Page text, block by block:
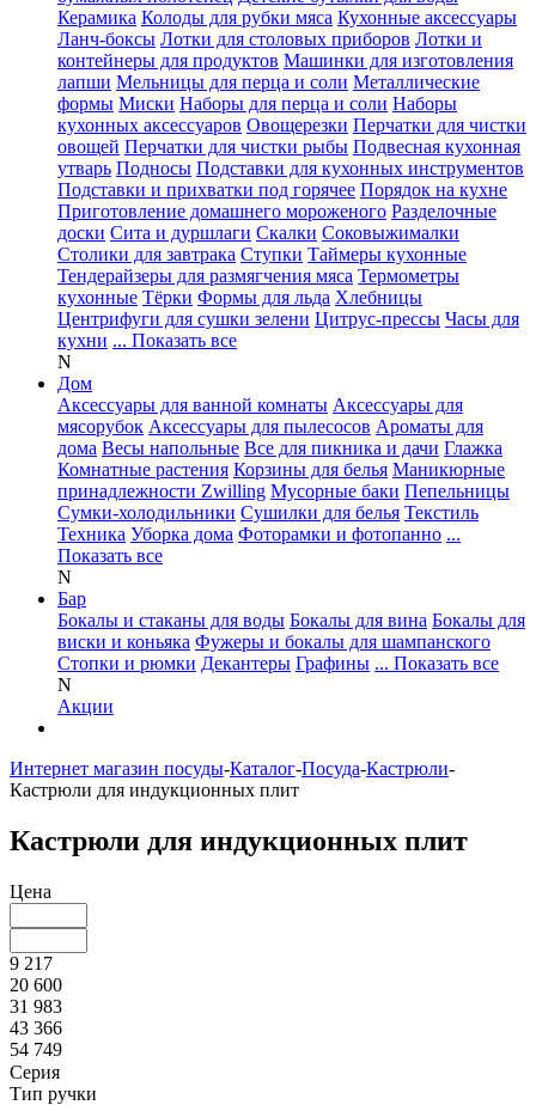
Керамика Колоды для рубки мяса Кухонные аксессуары
Ланч-боксы Лотки для столовых приборов Лотки и
контейнеры для продуктов Машинки для изготовления
лапши Мельницы для перца и соли Металлические
формы Миски Наборы для перца и соли Наборы
кухонных аксессуаров Овощерезки Перчатки для чистки
овощей Перчатки для чистки рыбы Подвесная кухонная
утварь Подносы Подставки для кухонных инструментов
Подставки и прихватки под горячее Порядок на кухне
Приготовление домашнего мороженого Разделочные
доски Сита и дуршлаги Скалки Соковыжималки
Столики для завтрака Ступки Таймеры кухонные
Тендерайзеры для размягчения мяса Термометры
кухонные Тёрки Формы для льда Хлебницы
Центрифуги для сушки зелени Цитрус-прессы Часы для
кухни ... Показать все
N
Дом
Аксессуары для ванной комнаты Аксессуары для
мясорубок Аксессуары для пылесосов Ароматы для
дома Весы напольные Все для пикника и дачи Глажка
Комнатные растения Корзины для белья Маникюрные
принадлежности Zwilling Мусорные баки Пепельницы
Сумки-холодильники Сушилки для белья Текстиль
Техника Уборка дома Фоторамки и фотопанно ...
Показать все
N
Бар
Бокалы и стаканы для воды Бокалы для вина Бокалы для
виски и коньяка Фужеры и бокалы для шампанского
Стопки и рюмки Декантеры Графины ... Показать все
N
Акции
Интернет магазин посуды-Каталог-Посуда-Кастрюли-
Кастрюли для индукционных плит
Кастрюли для индукционных плит
Цена
9 217
20 600
31 983
43 366
54 749
Серия
Тип ручки